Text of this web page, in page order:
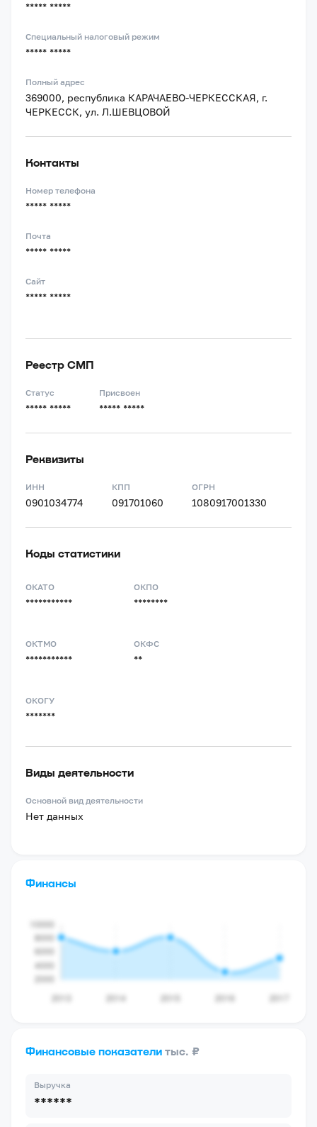
***** *****
Специальный налоговый режим
***** *****
Полный адрес
369000, республика КАРАЧАЕВО-ЧЕРКЕССКАЯ, г.
ЧЕРКЕССК, ул. Л.ШЕВЦОВОЙ
Контакты
Номер телефона
***** *****
Почта
***** *****
Сайт
***** *****
Реестр СМП
Статус
***** *****
Присвоен
***** *****
Реквизиты
ИНН
0901034774
КПП
091701060
ОГРН
1080917001330
Коды статистики
ОКАТО
***********
ОКПО
********
ОКТМО
***********
ОКФС
**
ОКОГУ
*******
Виды деятельности
Основной вид деятельности
Нет данных
Финансы
Финансовые показатели тыс. ₽
Выручка
******